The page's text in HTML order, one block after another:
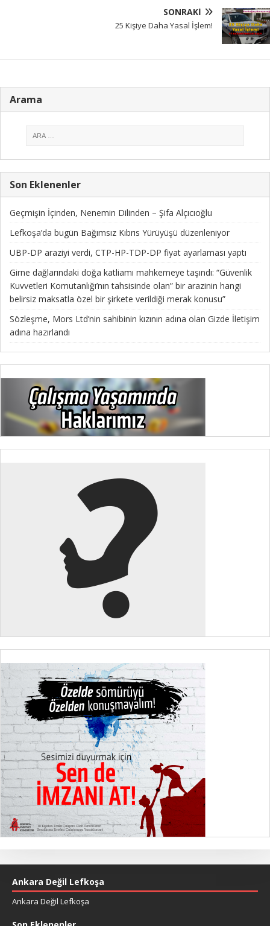
SONRAKI
25 Kişiye Daha Yasal İşlem!
Arama
Son Eklenenler
Geçmişin İçinden, Nenemin Dilinden – Şifa Alçıcıoğlu
Lefkoşa’da bugün Bağımsız Kıbrıs Yürüyüşü düzenleniyor
UBP-DP araziyi verdi, CTP-HP-TDP-DP fiyat ayarlaması yaptı
Girne dağlarındaki doğa katliamı mahkemeye taşındı: “Güvenlik
Kuvvetleri Komutanlığı’nın tahsisinde olan” bir arazinin hangi
belirsiz maksatla özel bir şirkete verildiği merak konusu”
Sözleşme, Mors Ltd’nin sahibinin kızının adına olan Gizde İletişim
adına hazırlandı
Ankara Değil Lefkoşa
Ankara Değil Lefkoşa